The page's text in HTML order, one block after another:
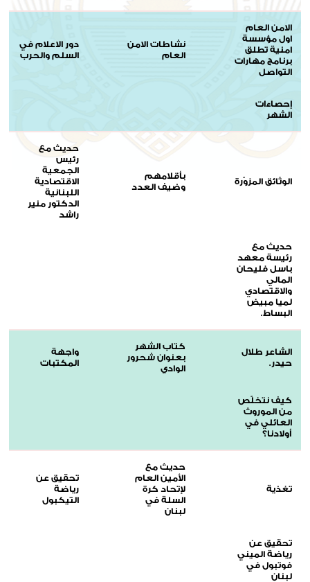
الامن العام
اول مؤسسة
امنية تطلق
برنامج مهارات
التواصل
نشاطات الامن
العام
دور الاعلام في
السلم والحرب
إحصاءات
الشهر
الوثائق المزوّرة
بأقلامهم
وضيف العدد
حديث مع
رئيس
الجمعية
الاقتصادية
اللبنانية
الدكتور منير
راشد
حديث مع
رئيسة معهد
باسل فليحان
المالي
والاقتصادي
لميا مبيض
البساط.
الشاعر طلال
حيدر.
كتاب الشهر
بعنوان شحرور
الوادي
واجهة
المكتبات
كيف نتخلّص
من الموروث
العائلي في
أولادنا؟
تغذية
حديث مع
الأمين العام
لإتحاد كرة
السلة في
لبنان
تحقيق عن
رياضة
التيكبول
تحقيق عن
رياضة الميني
فوتبول في
لبنان